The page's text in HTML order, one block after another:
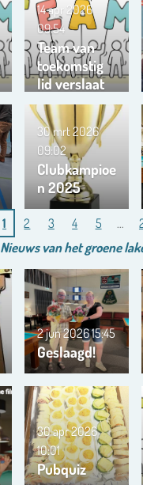
Team van
toekomstig
lid verslaat
ons team …
!!!
14 apr 2026
09:54
Clubkampioe
n 2025
30 mrt 2026
09:02
1 2 3 4 5
Nieuws van hetgroene
Geslaagd!
2 jun 202615:45
Pubquiz
30 apr 2026
10:01